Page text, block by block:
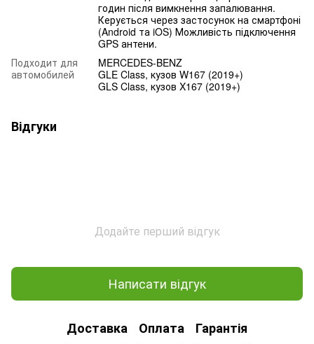
годин після вимкнення запалювання.
Керується через застосунок на смартфоні
(Android та iOS) Можливість підключення
GPS антени.
Подходит для
автомобилей
MERCEDES-BENZ
GLE Class, кузов W167 (2019+)
GLS Class, кузов X167 (2019+)
Відгуки
Додайте перший відгук
Написати відгук
Доставка Оплата Гарантія